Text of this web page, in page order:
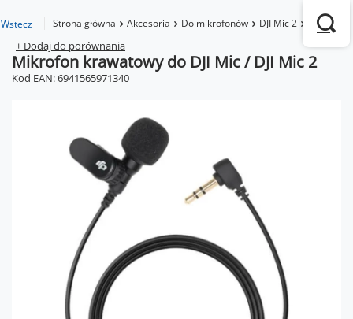
Wstecz Strona główna Akcesoria Do mikrofonów DJI Mic 2 Mikrofon
+ Dodaj do porównania
Mikrofon krawatowy do DJI Mic / DJI Mic 2
Kod EAN: 6941565971340